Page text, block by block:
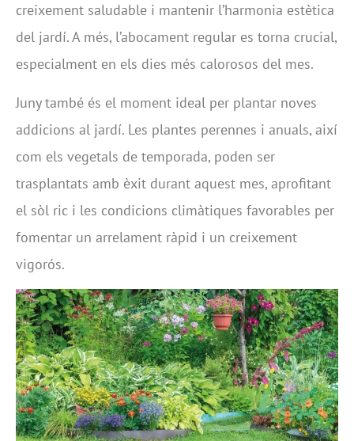
creixement saludable i mantenir l’harmonia estètica
del jardí. A més, l’abocament regular es torna crucial,
especialment en els dies més calorosos del mes.
Juny també és el moment ideal per plantar noves
addicions al jardí. Les plantes perennes i anuals, així
com els vegetals de temporada, poden ser
trasplantats amb èxit durant aquest mes, aprofitant
el sòl ric i les condicions climàtiques favorables per
fomentar un arrelament ràpid i un creixement
vigorós.